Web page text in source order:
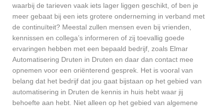
waarbij de tarieven vaak iets lager liggen geschikt, of ben je
meer gebaat bij een iets grotere onderneming in verband met
de continuïteit? Meestal zullen mensen even bij vrienden,
kennissen en collega’s informeren of zij toevallig goede
ervaringen hebben met een bepaald bedrijf, zoals Elmar
Automatisering Druten in Druten en daar dan contact mee
opnemen voor een oriënterend gesprek. Het is vooral van
belang dat het bedrijf dat jou gaat bijstaan op het gebied van
automatisering in Druten de kennis in huis hebt waar jij
behoefte aan hebt. Niet alleen op het gebied van algemene